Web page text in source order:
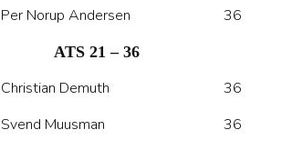
Per Norup Andersen 36
ATS 21 – 36
Christian Demuth 36
Svend Muusman 36